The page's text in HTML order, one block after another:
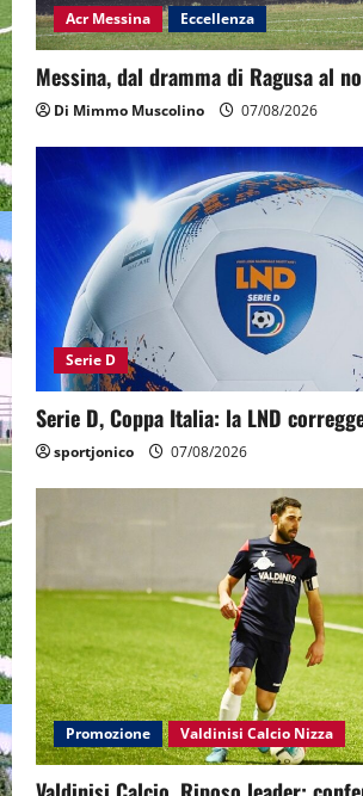
Acr Messina Eccellenza
Messina, dal dramma di Ragusa al
Di Mimmo Muscolino 07/08/2026
Serie D
Serie D, Coppa Italia: la LND
sportjonico 07/08/2026
Promozione Valdinisi Calcio Nizza